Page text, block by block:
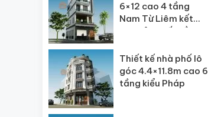
6×12 cao 4 tầng
Nam Từ Liêm kết
hợp sản xuất tầng 1
Thiết kế nhà phố lô
góc 4.4×11.8m cao 6
tầng kiểu Pháp